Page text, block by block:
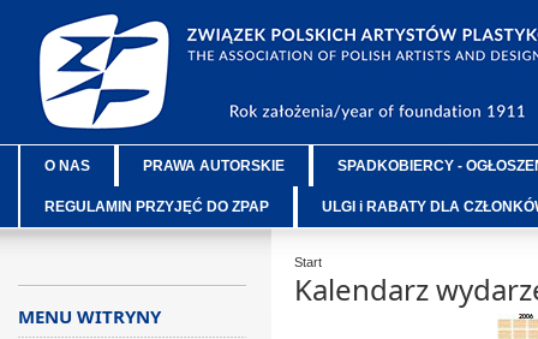
O NAS PRAWA AUTORSKIE SPADKOBIERCY -
REGULAMIN PRZYJĘĆ DO ZPAP ULGI i RABATY DLA
Start
Kalendarz
MENU WITRYNY